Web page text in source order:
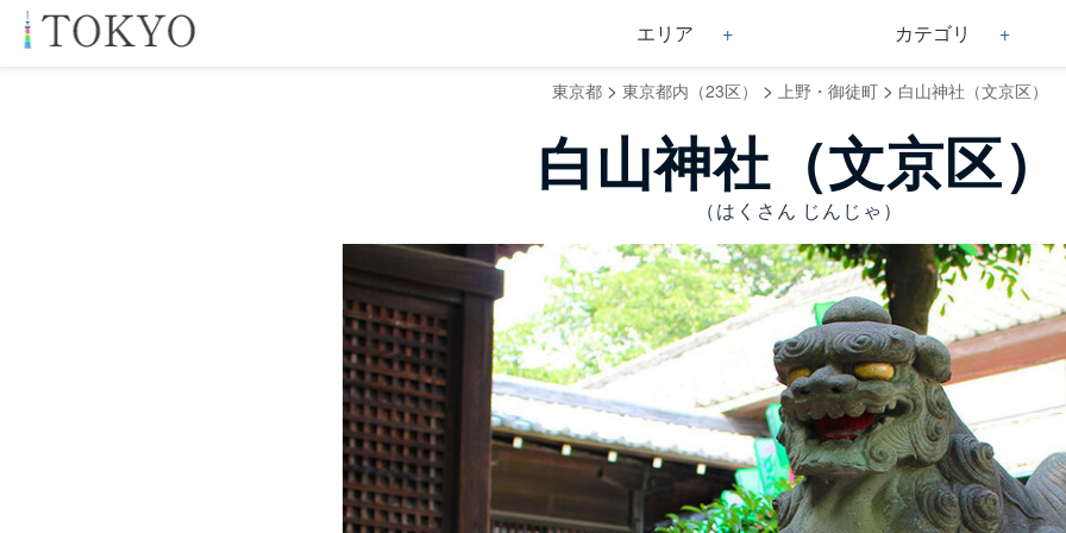
エリア カテゴリ
東京都> 東京都内（23区） > 上野・御徒町> 白山神社（文京区）
白山神社（文京区）
（はくさん じんじゃ）